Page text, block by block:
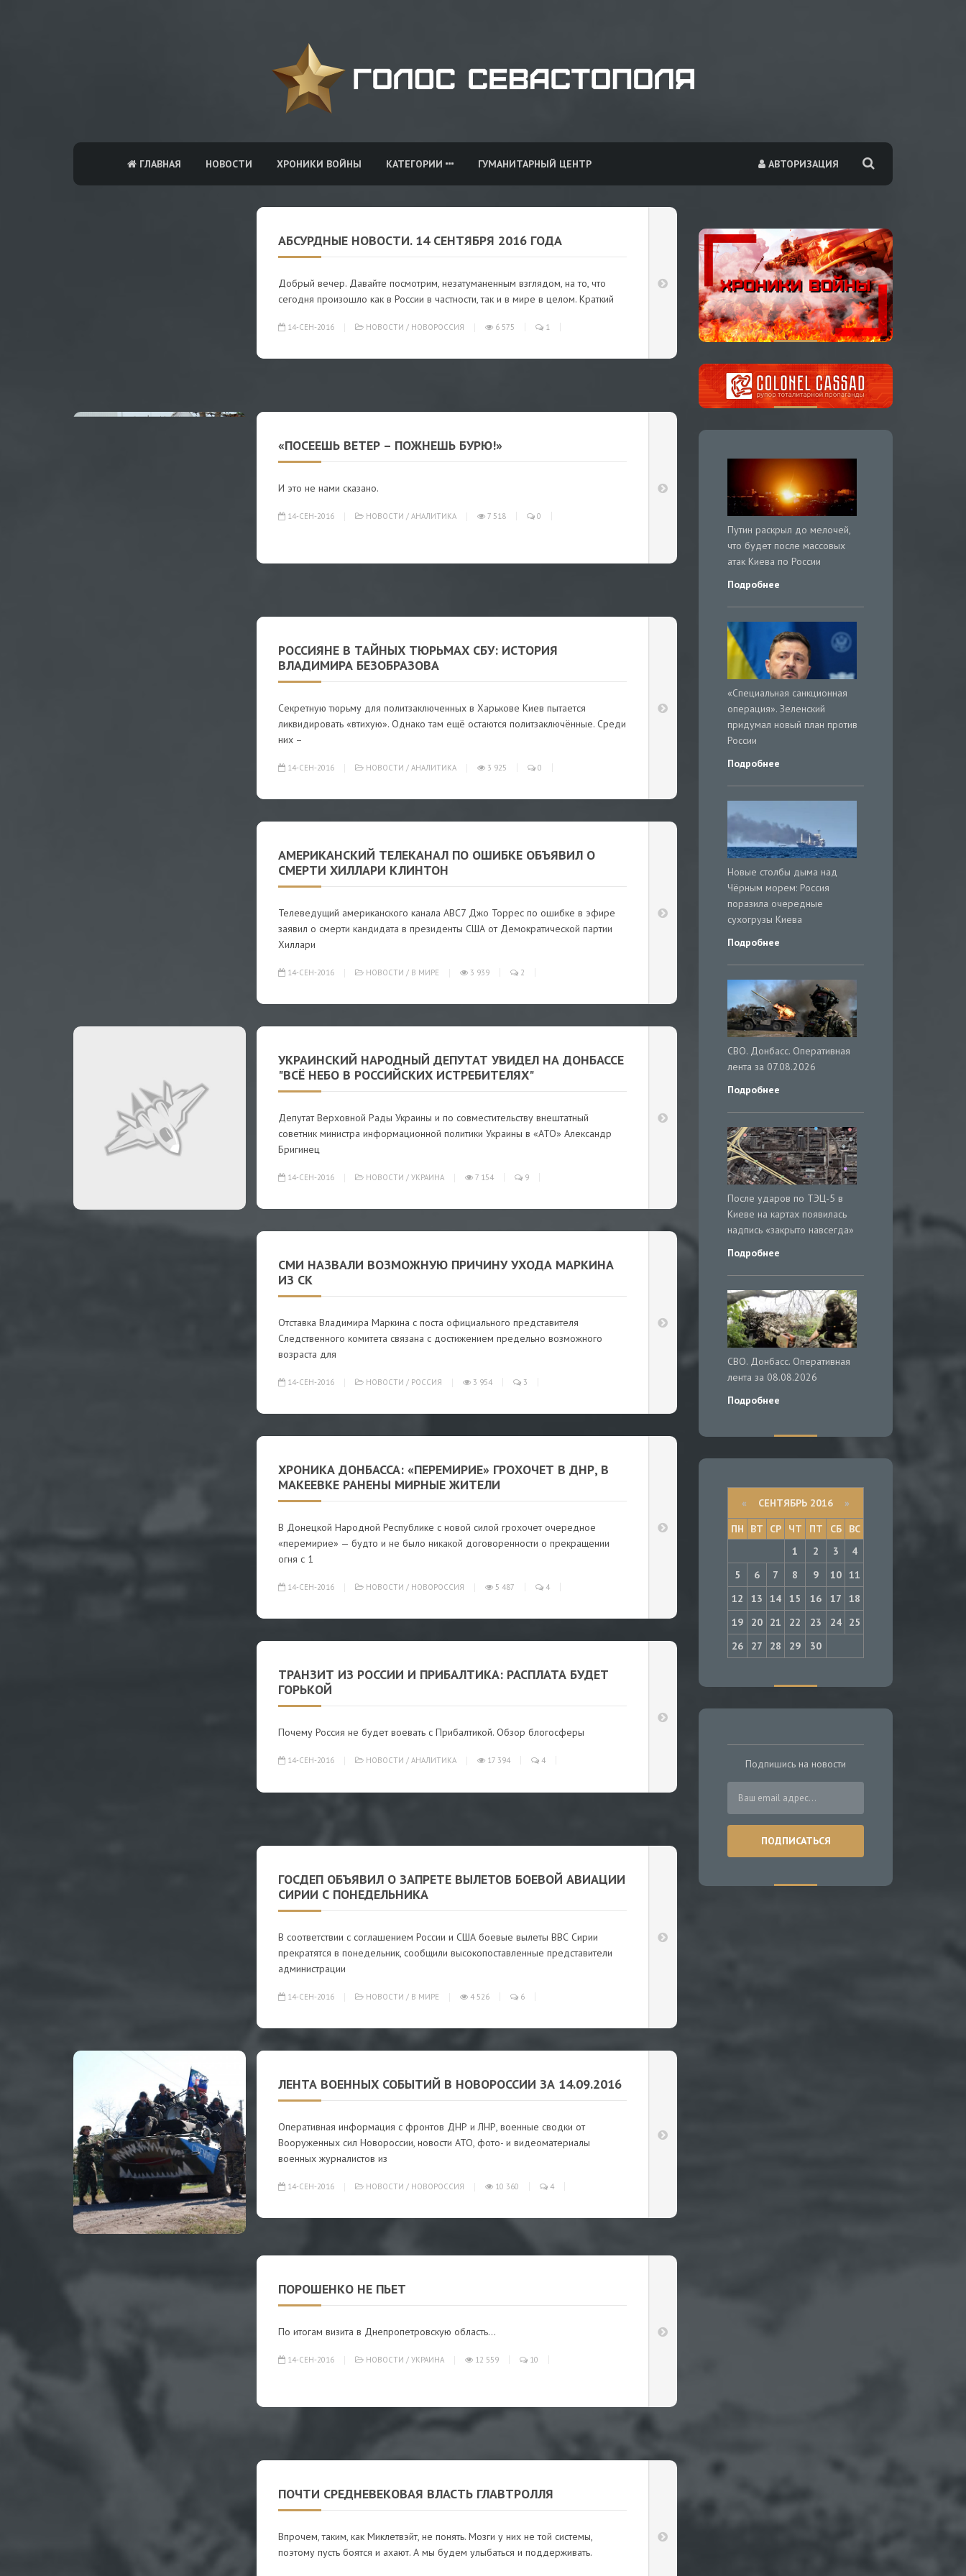
АВТОРИЗАЦИЯ
ГЛАВНАЯ НОВОСТИ ХРОНИКИ ВОЙНЫ КАТЕГОРИИ ГУМАНИТАРНЫЙ ЦЕНТР
АБСУРДНЫЕ НОВОСТИ. 14 СЕНТЯБРЯ 2016 ГОДА
Добрый вечер. Давайте посмотрим, незатуманенным взглядом, на то, что
сегодня произошло как в России в частности, так и в мире в целом. Краткий
14-СЕН-2016 НОВОСТИ / НОВОРОССИЯ 6 575 1
«ПОСЕЕШЬ ВЕТЕР – ПОЖНЕШЬ БУРЮ!»
И это не нами сказано.
14-СЕН-2016 НОВОСТИ / АНАЛИТИКА 7 518 0
РОССИЯНЕ В ТАЙНЫХ ТЮРЬМАХ СБУ: ИСТОРИЯ
ВЛАДИМИРА БЕЗОБРАЗОВА
Секретную тюрьму для политзаключенных в Харькове Киев пытается
ликвидировать «втихую». Однако там ещё остаются политзаключённые. Среди
них –
14-СЕН-2016 НОВОСТИ / АНАЛИТИКА 3 925 0
АМЕРИКАНСКИЙ ТЕЛЕКАНАЛ ПО ОШИБКЕ ОБЪЯВИЛ О
СМЕРТИ ХИЛЛАРИ КЛИНТОН
Телеведущий американского канала ABC7 Джо Торрес по ошибке в эфире
заявил о смерти кандидата в президенты США от Демократической партии
Хиллари
14-СЕН-2016 НОВОСТИ / В МИРЕ 3 939 2
УКРАИНСКИЙ НАРОДНЫЙ ДЕПУТАТ УВИДЕЛ НА ДОНБАССЕ
"ВСЁ НЕБО В РОССИЙСКИХ ИСТРЕБИТЕЛЯХ"
Депутат Верховной Рады Украины и по совместительству внештатный
советник министра информационной политики Украины в «АТО» Александр
Бригинец
14-СЕН-2016 НОВОСТИ / УКРАИНА 7 154 9
СМИ НАЗВАЛИ ВОЗМОЖНУЮ ПРИЧИНУ УХОДА МАРКИНА
ИЗ СК
Отставка Владимира Маркина с поста официального представителя
Следственного комитета связана с достижением предельно возможного
возраста для
14-СЕН-2016 НОВОСТИ / РОССИЯ 3 954 3
ХРОНИКА ДОНБАССА: «ПЕРЕМИРИЕ» ГРОХОЧЕТ В ДНР, В
МАКЕЕВКЕ РАНЕНЫ МИРНЫЕ ЖИТЕЛИ
В Донецкой Народной Республике с новой силой грохочет очередное
«перемирие» — будто и не было никакой договоренности о прекращении
огня с 1
14-СЕН-2016 НОВОСТИ / НОВОРОССИЯ 5 487 4
ТРАНЗИТ ИЗ РОССИИ И ПРИБАЛТИКА: РАСПЛАТА БУДЕТ
ГОРЬКОЙ
Почему Россия не будет воевать с Прибалтикой. Обзор блогосферы
14-СЕН-2016 НОВОСТИ / АНАЛИТИКА 17 394 4
ГОСДЕП ОБЪЯВИЛ О ЗАПРЕТЕ ВЫЛЕТОВ БОЕВОЙ АВИАЦИИ
СИРИИ С ПОНЕДЕЛЬНИКА
В соответствии с соглашением России и США боевые вылеты ВВС Сирии
прекратятся в понедельник, сообщили высокопоставленные представители
администрации
14-СЕН-2016 НОВОСТИ / В МИРЕ 4 526 6
ЛЕНТА ВОЕННЫХ СОБЫТИЙ В НОВОРОССИИ ЗА 14.09.2016
Оперативная информация с фронтов ДНР и ЛНР, военные сводки от
Вооруженных сил Новороссии, новости АТО, фото- и видеоматериалы
военных журналистов из
14-СЕН-2016 НОВОСТИ / НОВОРОССИЯ 10 360 4
ПОРОШЕНКО НЕ ПЬЕТ
По итогам визита в Днепропетровскую область...
14-СЕН-2016 НОВОСТИ / УКРАИНА 12 559 10
ПОЧТИ СРЕДНЕВЕКОВАЯ ВЛАСТЬ ГЛАВТРОЛЛЯ
Впрочем, таким, как Миклетвэйт, не понять. Мозги у них не той системы,
поэтому пусть боятся и ахают. А мы будем улыбаться и поддерживать.
Путин раскрыл до мелочей,
что будет после массовых
атак Киева по России
Подробнее
«Специальная санкционная
операция». Зеленский
придумал новый план против
России
Подробнее
Новые столбы дыма над
Чёрным морем: Россия
поразила очередные
сухогрузы Киева
Подробнее
СВО. Донбасс. Оперативная
лента за 07.08.2026
Подробнее
После ударов по ТЭЦ-5 в
Киеве на картах появилась
надпись «закрыто навсегда»
Подробнее
СВО. Донбасс. Оперативная
лента за 08.08.2026
Подробнее
« СЕНТЯБРЬ 2016 »
ПН
ВТ СР ЧТ ПТ СБ
ВС
1
2 3
4
5
6 7 8 9 10 11
12
13 14 15 16 17
18
19
20 21 22 23 24
25
26
27 28 29 30
Подпишись на новости